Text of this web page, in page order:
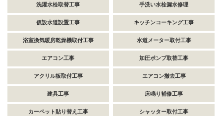
洗濯水栓取替工事 手洗い水栓漏水修理
仮設水道設置工事 キッチンコーキング工事
浴室換気暖房乾燥機取付工事 水道メーター取付工事
エアコン工事 加圧ポンプ取替工事
アクリル板取付工事 エアコン撤去工事
建具工事 床鳴り補修工事
カーペット貼り替え工事 シャッター取付工事